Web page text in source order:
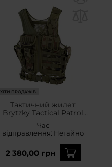
ХІТИ ПРОДАЖІВ
Тактичний жилет
Brytzky Tactical Patrol
Woodland
Час
відправлення: Негайно
2 380,00 грн